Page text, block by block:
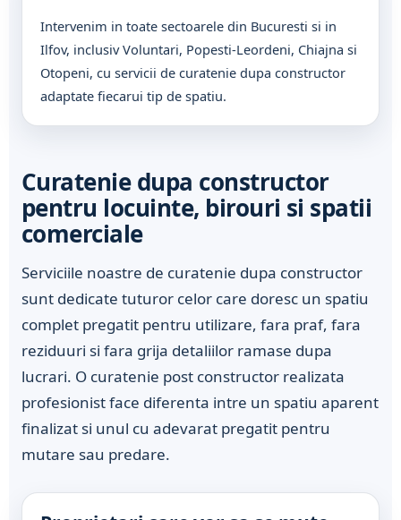
Intervenim in toate sectoarele din Bucuresti si in
Ilfov, inclusiv Voluntari, Popesti-Leordeni, Chiajna si
Otopeni, cu servicii de curatenie dupa constructor
adaptate fiecarui tip de spatiu.
Curatenie dupa constructor
pentru locuinte, birouri si spatii
comerciale
Serviciile noastre de curatenie dupa constructor
sunt dedicate tuturor celor care doresc un spatiu
complet pregatit pentru utilizare, fara praf, fara
reziduuri si fara grija detaliilor ramase dupa
lucrari. O curatenie post constructor realizata
profesionist face diferenta intre un spatiu aparent
finalizat si unul cu adevarat pregatit pentru
mutare sau predare.